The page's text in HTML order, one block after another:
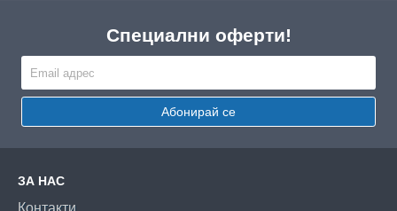
Специални оферти!
Абонирай се
ЗА НАС